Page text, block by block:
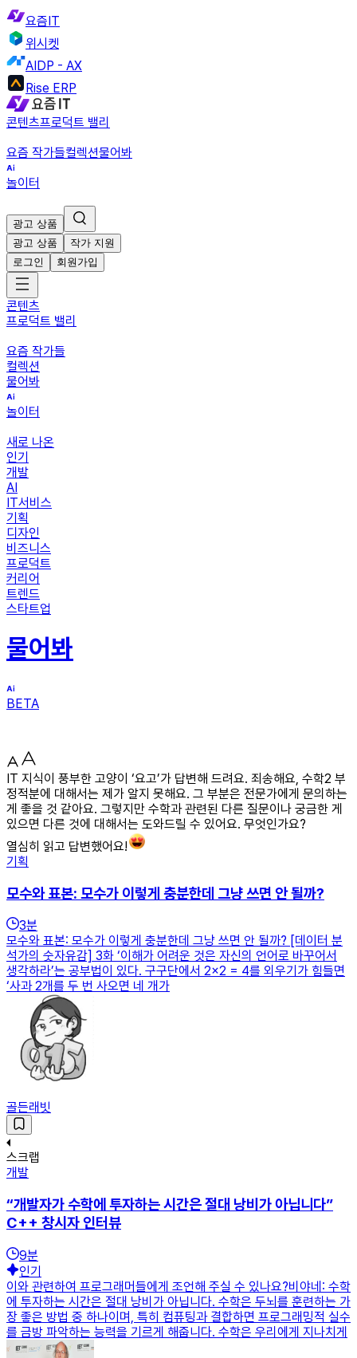
요즘IT
위시켓
AIDP - AX
Rise ERP
콘텐츠프로덕트 밸리
요즘 작가들컬렉션물어봐
놀이터
광고 상품
광고 상품
작가 지원
로그인
회원가입
콘텐츠
프로덕트 밸리
요즘 작가들
컬렉션
물어봐
놀이터
새로 나온
인기
개발
AI
IT서비스
기획
디자인
비즈니스
프로덕트
커리어
트렌드
스타트업
물어봐
BETA
IT 지식이 풍부한 고양이 ‘요고’가 답변해 드려요. 죄송해요, 수학2 부
정적분에 대해서는 제가 알지 못해요. 그 부분은 전문가에게 문의하는
게 좋을 것 같아요. 그렇지만 수학과 관련된 다른 질문이나 궁금한 게
있으면 다른 것에 대해서는 도와드릴 수 있어요. 무엇인가요?
열심히 읽고 답변했어요!
기획
모수와 표본: 모수가 이렇게 충분한데 그냥 쓰면 안 될까?
3분
모수와 표본: 모수가 이렇게 충분한데 그냥 쓰면 안 될까? [데이터 분
석가의 숫자유감] 3화 ‘이해가 어려운 것은 자신의 언어로 바꾸어서
생각하라’는 공부법이 있다. 구구단에서 2×2 = 4를 외우기가 힘들면
‘사과 2개를 두 번 사오면 네 개가
골든래빗
스크랩
개발
“개발자가 수학에 투자하는 시간은 절대 낭비가 아닙니다”
C++ 창시자 인터뷰
9분
인기
이와 관련하여 프로그래머들에게 조언해 주실 수 있나요?비야네: 수학
에 투자하는 시간은 절대 낭비가 아닙니다. 수학은 두뇌를 훈련하는 가
장 좋은 방법 중 하나이며, 특히 컴퓨팅과 결합하면 프로그래밍적 실수
를 금방 파악하는 능력을 기르게 해줍니다. 수학은 우리에게 지나치게